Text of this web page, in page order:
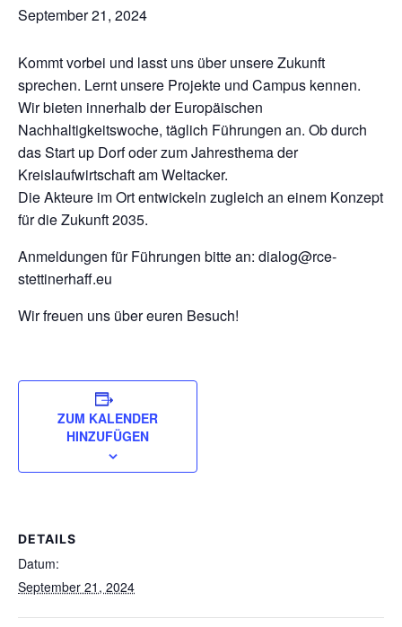
September 21, 2024
Kommt vorbei und lasst uns über unsere Zukunft
sprechen. Lernt unsere Projekte und Campus kennen.
Wir bieten innerhalb der Europäischen
Nachhaltigkeitswoche, täglich Führungen an. Ob durch
das Start up Dorf oder zum Jahresthema der
Kreislaufwirtschaft am Weltacker.
Die Akteure im Ort entwickeln zugleich an einem Konzept
für die Zukunft 2035.
Anmeldungen für Führungen bitte an: dialog@rce-
stettinerhaff.eu
Wir freuen uns über euren Besuch!
ZUM KALENDER
HINZUFÜGEN
DETAILS
Datum:
September 21, 2024